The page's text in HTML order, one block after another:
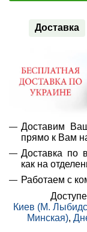
Доставка
Доставим
прямо к Вам
Доставка по
как на
Работаем с
Киев (М.
Минская),